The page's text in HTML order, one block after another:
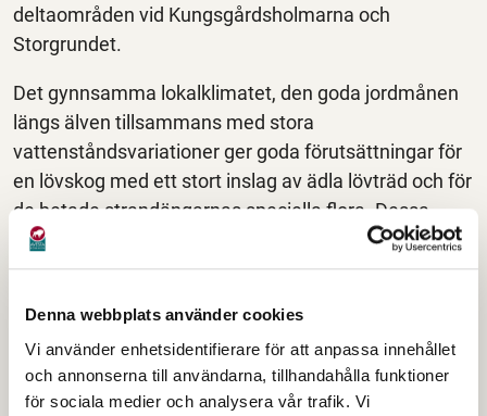
Denna webbplats använder cookies
Vi använder enhetsidentifierare för att anpassa innehållet
och annonserna till användarna, tillhandahålla funktioner
för sociala medier och analysera vår trafik. Vi
deltaområden vid Kungsgårdsholmarna och
Storgrundet.
Det gynnsamma lokalklimatet, den goda jordmånen
längs älven tillsammans med stora
vattenståndsvariationer ger goda förutsättningar för
en lövskog med ett stort inslag av ädla lövträd och för
de betade strandängarnas speciella flora. Dessa
miljöer utgör nödvändiga betingelser för ett stort
antal hotade arter av fåglar, insekter, lavar, kärlväxter
olika sätt utpekade som skyddsvärda. Runt Dalälven
utbreder sig sedan ett öppet och vidsträckt
odlingslandskap av mellansvensk typ.